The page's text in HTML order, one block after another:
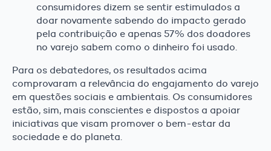
consumidores dizem se sentir estimulados a
doar novamente sabendo do impacto gerado
pela contribuição e apenas 57% dos doadores
no varejo sabem como o dinheiro foi usado.
Para os debatedores, os resultados acima
comprovaram a relevância do engajamento do varejo
em questões sociais e ambientais. Os consumidores
estão, sim, mais conscientes e dispostos a apoiar
iniciativas que visam promover o bem-estar da
sociedade e do planeta.